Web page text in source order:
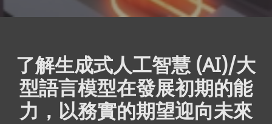
了解生成式人工智慧 (AI)/大
型語言模型在發展初期的能
力，以務實的期望迎向未來